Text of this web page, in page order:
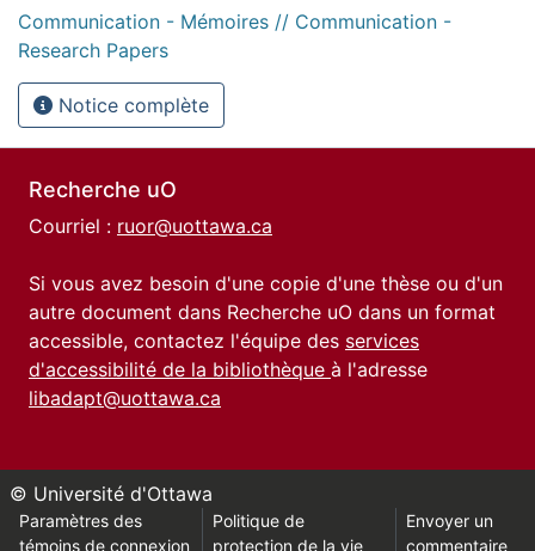
Communication - Mémoires // Communication -
Research Papers
Notice complète
Recherche uO
Courriel : ruor@uottawa.ca
Si vous avez besoin d'une copie d'une thèse ou d'un
autre document dans Recherche uO dans un format
accessible, contactez l'équipe des services
d'accessibilité de la bibliothèque à l'adresse
libadapt@uottawa.ca
© Université d'Ottawa
Paramètres des
témoins de connexion
Politique de
protection de la vie
Envoyer un
commentaire